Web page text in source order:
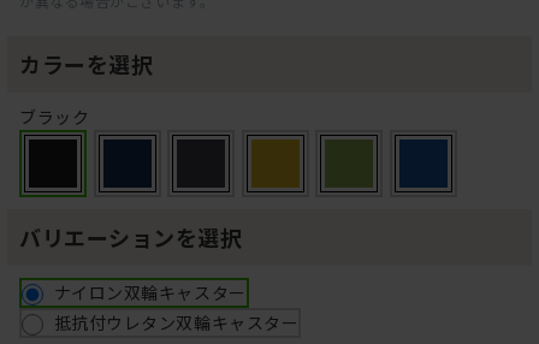
カラーを選択
ブラック
バリエーションを選択
ナイロン双輪キャスター
抵抗付ウレタン双輪キャスター